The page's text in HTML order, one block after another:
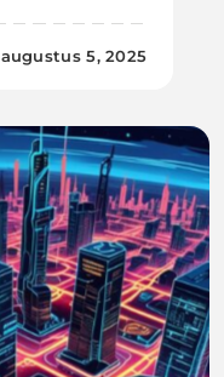
augustus 5, 2025